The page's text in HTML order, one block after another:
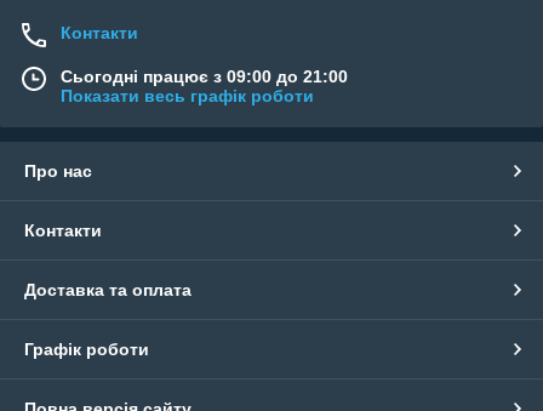
Контакти
Сьогодні працює з 09:00 до 21:00
Показати весь графік роботи
Про нас
Контакти
Доставка та оплата
Графік роботи